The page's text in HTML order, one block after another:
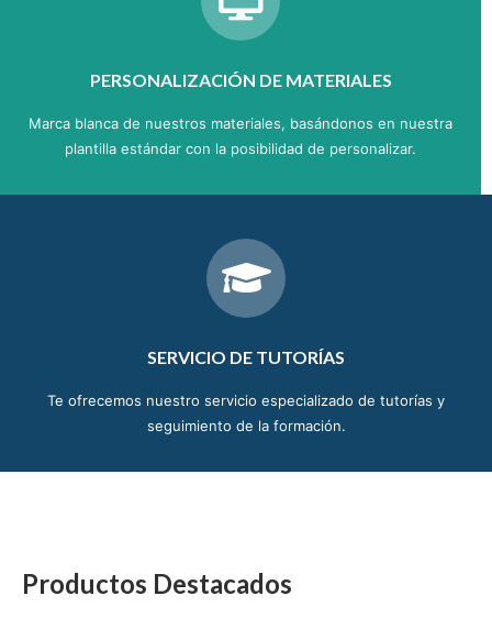
PERSONALIZACIÓN DE MATERIALES
Marca blanca de nuestros materiales, basándonos en nuestra
plantilla estándar con la posibilidad de personalizar.
SERVICIO DE TUTORÍAS
Te ofrecemos nuestro servicio especializado de tutorías y
seguimiento de la formación.
Productos Destacados